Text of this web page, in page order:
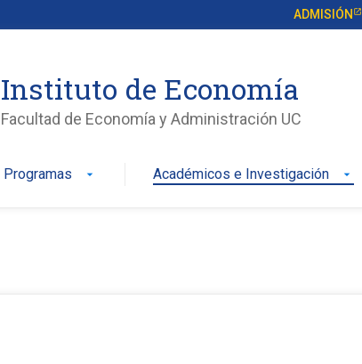
ADMISIÓN
Instituto de Economía
Facultad de Economía y Administración UC
Programas arrow_drop_down Académicos e Investigación arrow_drop_down